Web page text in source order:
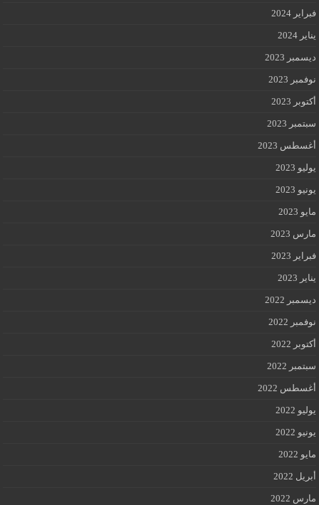
فبراير 2024
يناير 2024
ديسمبر 2023
نوفمبر 2023
أكتوبر 2023
سبتمبر 2023
أغسطس 2023
يوليو 2023
يونيو 2023
مايو 2023
مارس 2023
فبراير 2023
يناير 2023
ديسمبر 2022
نوفمبر 2022
أكتوبر 2022
سبتمبر 2022
أغسطس 2022
يوليو 2022
يونيو 2022
مايو 2022
أبريل 2022
مارس 2022